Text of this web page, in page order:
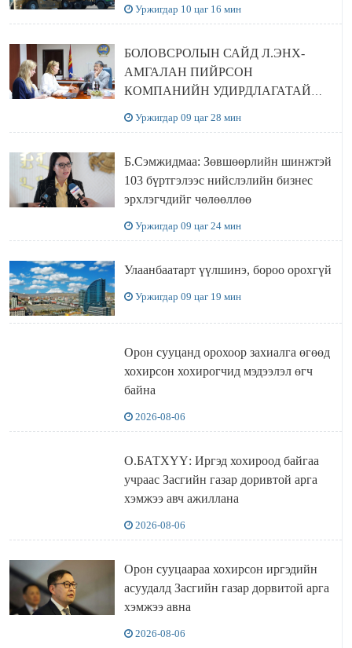
Уржигдар 10 цаг 16 мин
БОЛОВСРОЛЫН САЙД Л.ЭНХ-
АМГАЛАН ПИЙРСОН
КОМПАНИЙН УДИРДЛАГАТАЙ
Уржигдар 09 цаг 28 мин
Б.Сэмжидмаа: Зөвшөөрлийн шинжтэй
103 бүртгэлээс нийслэлийн бизнес
эрхлэгчдийг чөлөөллөө
Уржигдар 09 цаг 24 мин
Улаанбаатарт үүлшинэ, бороо орохгүй
Уржигдар 09 цаг 19 мин
Орон сууцанд орохоор захиалга өгөөд
хохирсон хохирогчид мэдээлэл өгч
байна
2026-08-06
О.БАТХҮҮ: Иргэд хохироод байгаа
учраас Засгийн газар доривтой арга
хэмжээ авч ажиллана
2026-08-06
Орон сууцаараа хохирсон иргэдийн
асуудалд Засгийн газар дорвитой арга
хэмжээ авна
2026-08-06